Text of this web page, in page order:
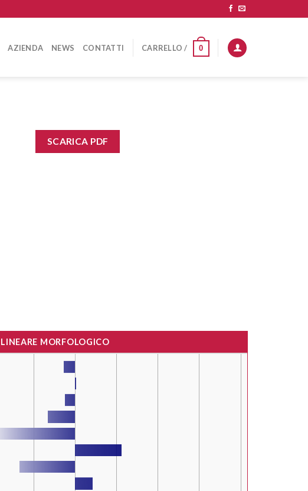
AZIENDA NEWS CONTATTI CARRELLO / 0
SCARICA PDF
LINEARE MORFOLOGICO